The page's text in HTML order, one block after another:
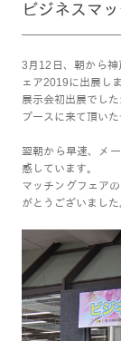
ビジネスマ
3月12日、朝から
ェア2019に出展しま
展示会初出展でし
ブースに来て頂い
翌朝から早速、メ
感しています。
マッチングフェア
がとうございました